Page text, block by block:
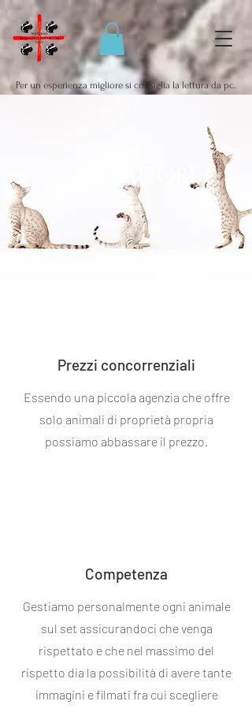
Per un esperienza migliore si consiglia la lettura da pc.
GATTI ATTORI
Prezzi concorrenziali
Essendo una piccola agenzia che offre
solo animali di proprietà propria
possiamo abbassare il prezzo.
Competenza
Gestiamo personalmente ogni animale
sul set assicurandoci che venga
rispettato e che nel massimo del
rispetto dia la possibilità di avere tante
immagini e filmati fra cui scegliere